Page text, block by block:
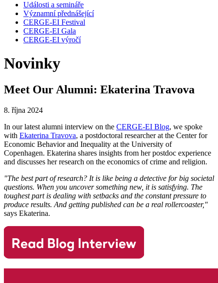
Události a semináře
Významní přednášející
CERGE-EI Festival
CERGE-EI Gala
CERGE-EI výročí
Novinky
Meet Our Alumni: Ekaterina Travova
8. října 2024
In our latest alumni interview on the CERGE-EI Blog, we spoke
with Ekaterina Travova, a postdoctoral researcher at the Center for
Economic Behavior and Inequality at the University of
Copenhagen. Ekaterina shares insights from her postdoc experience
and discusses her research on the economics of crime and religion.
"The best part of research? It is like being a detective for big societal
questions. When you uncover something new, it is satisfying. The
toughest part is dealing with setbacks and the constant pressure to
produce results. And getting published can be a real rollercoaster,"
says Ekaterina.